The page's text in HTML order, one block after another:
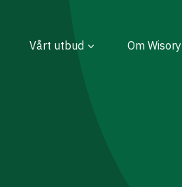
Vårt utbud Om Wisory